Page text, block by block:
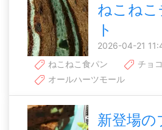
ねこね
ト
2026-04-21
ねこねこ食パン
チョ
オールハーツモール
新登場の